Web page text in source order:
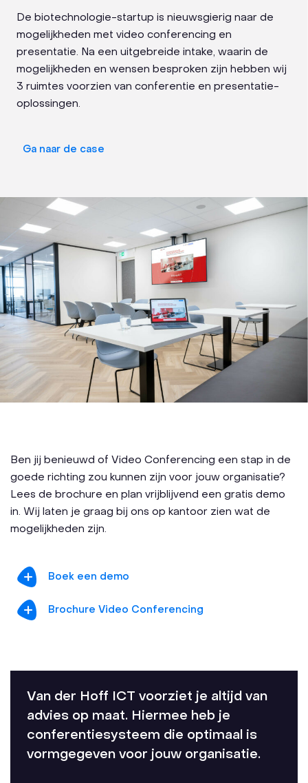
De biotechnologie-startup is nieuwsgierig naar de
mogelijkheden met video conferencing en
presentatie. Na een uitgebreide intake, waarin de
mogelijkheden en wensen besproken zijn hebben wij
3 ruimtes voorzien van conferentie en presentatie-
oplossingen.
Ga naar de case
Ben jij benieuwd of Video Conferencing een stap in de
goede richting zou kunnen zijn voor jouw organisatie?
Lees de brochure en plan vrijblijvend een gratis demo
in. Wij laten je graag bij ons op kantoor zien wat de
mogelijkheden zijn.
Boek een demo
Brochure Video Conferencing
Van der Hoff ICT voorziet je altijd van
advies op maat. Hiermee heb je
conferentiesysteem die optimaal is
vormgegeven voor jouw organisatie.